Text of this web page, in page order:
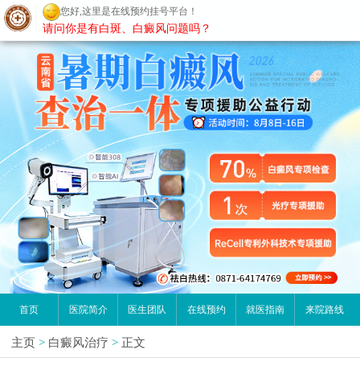
昆明白癜风医院
首页 医院简介 医生团队 在线预约 就医指南 来院路线
主页 > 白癜风治疗 > 正文
您好,这里是在线预约挂号平台！
请问你是有白斑、白癜风问题吗？